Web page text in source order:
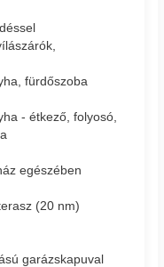
fürdőszoba
- étkező, folyosó,
egészében
(20 nm)
garázskapuval